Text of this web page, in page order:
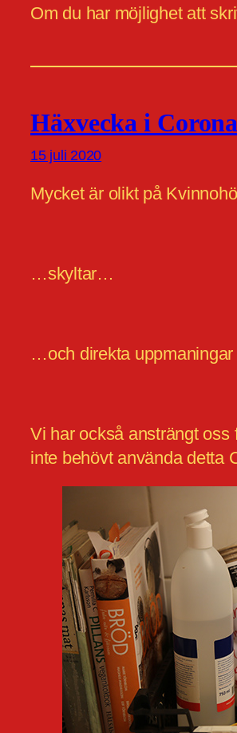
Om du har möjlighet att
Häxvecka i
15 juli 2020
Mycket är olikt på
…skyltar…
…och direkta uppmaningar
Vi har också ansträngt
inte behövt använda detta